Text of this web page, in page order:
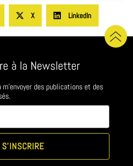
X LinkedIn
à la Newsletter
des publications et des
S'INSCRIRE